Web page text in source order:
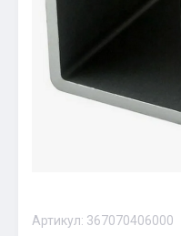
Артикул: 367070406000